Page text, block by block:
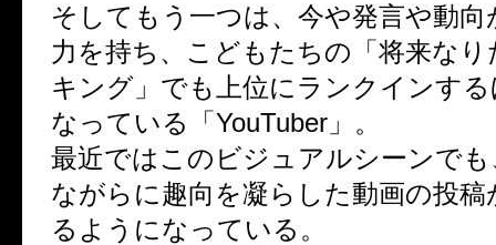
そしてもう一つは、今や発言や動向
力を持ち、こどもたちの「将来な
キング」でも上位にランクインす
なっている「YouTuber」。
最近ではこのビジュアルシーンでも
ながらに趣向を凝らした動画の投稿
るようになっている。